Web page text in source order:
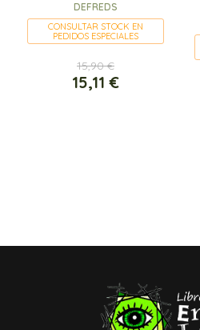
DEFREDS
CONSULTAR STOCK EN
PEDIDOS ESPECIALES
15,90 €
15,11 €